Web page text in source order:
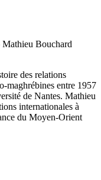
Mathieu Bouchard
des relations
maghrébines entre 1957
de Nantes. Mathieu
internationales à
du Moyen-Orient